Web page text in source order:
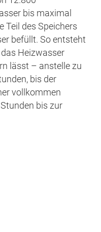
bis maximal
Teil des Speichers
befüllt. So entsteht
Heizwasser
lässt – anstelle zu
bis der
vollkommen
bis zur